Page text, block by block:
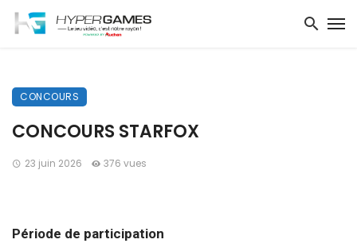
CONCOURS
CONCOURS STARFOX
23 juin 2026 376 vues
Période de participation